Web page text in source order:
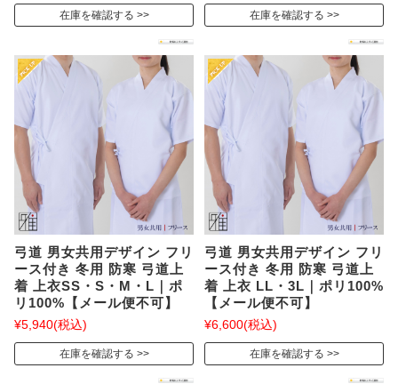
在庫を確認する 在庫を確認する
弓道 男女共用デザイン フリ
ース付き 冬用 防寒 弓道上
着 上衣SS・S・M・L｜ポ
リ100%【メール便不可】
¥5,940(税込)
在庫を確認する
弓道 男女共用デザイン フリ
ース付き 冬用 防寒 弓道上
着 上衣 LL・3L｜ポリ100%
【メール便不可】
¥6,600(税込)
在庫を確認する